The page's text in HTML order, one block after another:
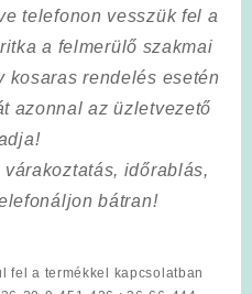
telefonon vesszük fel a
a felmerülő szakmai
kosaras rendelés esetén
azonnal az üzletvezető
várakoztatás, időrablás,
bátran!
fel a termékkel kapcsolatban